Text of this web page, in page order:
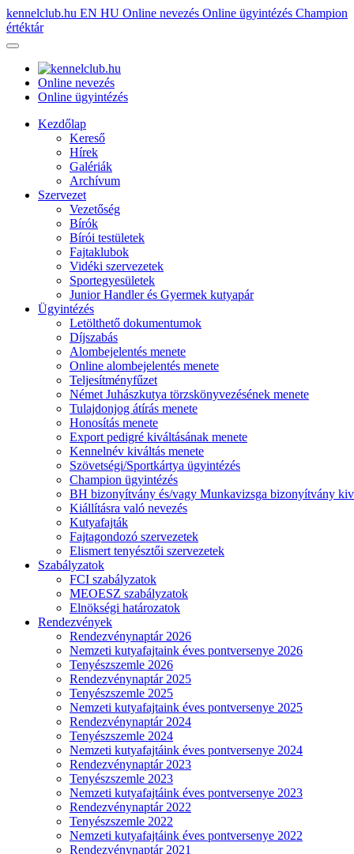
kennelclub.hu EN HU Online nevezés Online ügyintézés Champion
értéktár
Online nevezés
Online ügyintézés
Kezdőlap
Kereső
Hírek
Galériák
Archívum
Szervezet
Vezetőség
Bírók
Bírói testületek
Fajtaklubok
Vidéki szervezetek
Sportegyesületek
Junior Handler és Gyermek kutyapár
Ügyintézés
Letölthető dokumentumok
Díjszabás
Alombejelentés menete
Online alombejelentés menete
Teljesítményfűzet
Német Juhászkutya törzskönyvezésének menete
Tulajdonjog átírás menete
Honosítás menete
Export pedigré kiváltásának menete
Kennelnév kiváltás menete
Szövetségi/Sportkártya ügyintézés
Champion ügyintézés
BH bizonyítvány és/vagy Munkavizsga bizonyítvány
Kiállításra való nevezés
Kutyafajták
Fajtagondozó szervezetek
Elismert tenyésztői szervezetek
Szabályzatok
FCI szabályzatok
MEOESZ szabályzatok
Elnökségi határozatok
Rendezvények
Rendezvénynaptár 2026
Nemzeti kutyafajtaink éves pontversenye 2026
Tenyészszemle 2026
Rendezvénynaptár 2025
Tenyészszemle 2025
Nemzeti kutyafajtaink éves pontversenye 2025
Rendezvénynaptár 2024
Tenyészszemle 2024
Nemzeti kutyafajtáink éves pontversenye 2024
Rendezvénynaptár 2023
Tenyészszemle 2023
Nemzeti kutyafajtáink éves pontversenye 2023
Rendezvénynaptár 2022
Tenyészszemle 2022
Nemzeti kutyafajtáink éves pontversenye 2022
Rendezvénynaptár 2021